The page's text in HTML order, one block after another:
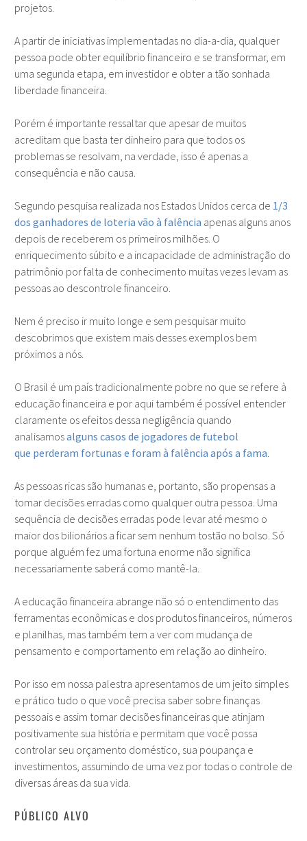
projetos.
A partir de iniciativas implementadas no dia-a-dia, qualquer
pessoa pode obter equilíbrio financeiro e se transformar, em
uma segunda etapa, em investidor e obter a tão sonhada
liberdade financeira.
Porém é importante ressaltar que apesar de muitos
acreditam que basta ter dinheiro para que todos os
problemas se resolvam, na verdade, isso é apenas a
consequência e não causa.
Segundo pesquisa realizada nos Estados Unidos cerca de 1/3
dos ganhadores de loteria vão à falência apenas alguns anos
depois de receberem os primeiros milhões. O
enriquecimento súbito e a incapacidade de administração do
patrimônio por falta de conhecimento muitas vezes levam as
pessoas ao descontrole financeiro.
Nem é preciso ir muito longe e sem pesquisar muito
descobrimos que existem mais desses exemplos bem
próximos a nós.
O Brasil é um país tradicionalmente pobre no que se refere à
educação financeira e por aqui também é possível entender
claramente os efeitos dessa negligência quando
analisamosalguns casos de jogadores de futebol
que perderam fortunas e foram à falência após a fama.
As pessoas ricas são humanas e, portanto, são propensas a
tomar decisões erradas como qualquer outra pessoa. Uma
sequência de decisões erradas pode levar até mesmo o
maior dos bilionários a ficar sem nenhum tostão no bolso. Só
porque alguém fez uma fortuna enorme não significa
necessariamente saberá como mantê-la.
A educação financeira abrange não só o entendimento das
ferramentas econômicas e dos produtos financeiros, números
e planilhas, mas também tem a ver com mudança de
pensamento e comportamento em relação ao dinheiro.
Por isso em nossa palestra apresentamos de um jeito simples
e prático tudo o que você precisa saber sobre finanças
pessoais e assim tomar decisões financeiras que atinjam
positivamente sua história e permitam que você possa
controlar seu orçamento doméstico, sua poupança e
investimentos, assumindo de uma vez por todas o controle de
diversas áreas da sua vida.
PÚBLICO ALVO